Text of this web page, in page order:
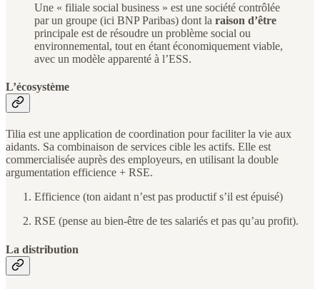
Une « filiale social business » est une société contrôlée
par un groupe (ici BNP Paribas) dont la raison d’être
principale est de résoudre un problème social ou
environnemental, tout en étant économiquement viable,
avec un modèle apparenté à l’ESS.
L’écosystème
Tilia est une application de coordination pour faciliter la vie aux
aidants. Sa combinaison de services cible les actifs. Elle est
commercialisée auprès des employeurs, en utilisant la double
argumentation efficience + RSE.
Efficience (ton aidant n’est pas productif s’il est épuisé)
RSE (pense au bien-être de tes salariés et pas qu’au profit).
La distribution